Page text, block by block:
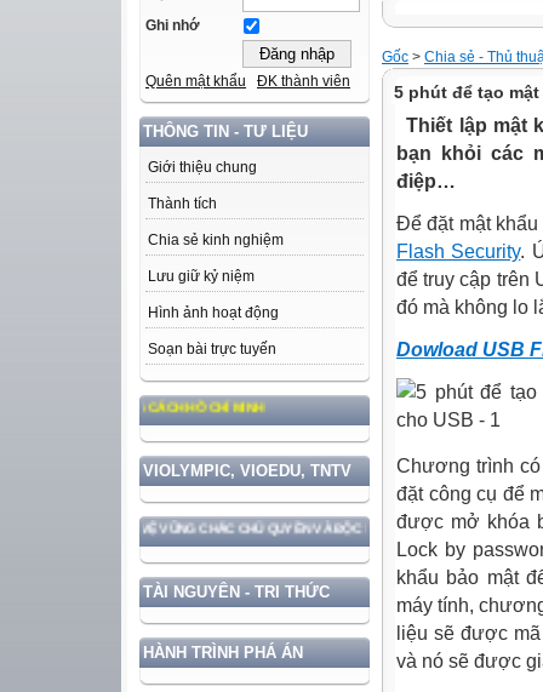
Ghi nhớ
Quên mật khẩu ĐK thành viên
THÔNG TIN - TƯ LIỆU
Giới thiệu chung
Thành tích
Chia sẻ kinh nghiệm
Lưu giữ kỷ niệm
Hình ảnh hoạt động
Soạn bài trực tuyến
ĐỨC, PHONG CÁCH HỒ CHÍ MINH
VIOLYMPIC, VIOEDU, TNTV
GẮN VỚI BẢO VỆ VỮNG CHẮC CHỦ QUYỀN VÀ ĐỘC LẬP DÂN TỘC!
TÀI NGUYÊN - TRI THỨC
HÀNH TRÌNH PHÁ ÁN
Gốc > Chia sẻ - Thủ
5 phút để tạo
Thiết lập mật
bạn khỏi các
điệp…
Để đặt mật
Flash Security.
để truy cập trên
đó mà không lo
Dowload USB
Chương trình
đặt công cụ để
được mở khóa
Lock by
khẩu bảo mật
máy tính,
liệu sẽ được
và nó sẽ được